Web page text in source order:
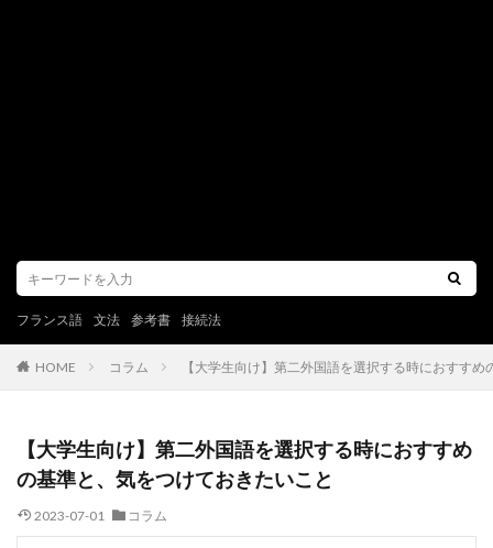
フランス語 文法 参考書 接続法
HOME コラム 【大学生向け】第二外国語を選択する時におすす
【大学生向け】第二外国語を選択する時におすすめ
の基準と、気をつけておきたいこと
2023-07-01 コラム